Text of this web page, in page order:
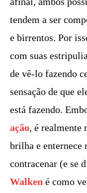
tendem a ser
e birrentos. Por
com suas
de vê-lo fazendo
sensação de que
está fazendo.
ação, é realmente
brilha e enternece
contracenar (e se
Walken é como